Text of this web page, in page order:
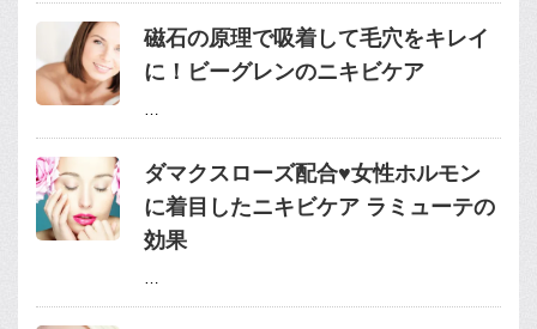
磁石の原理で吸着して毛穴をキレイ
に！ビーグレンのニキビケア
…
ダマクスローズ配合♥女性ホルモン
に着目したニキビケア ラミューテの
効果
…